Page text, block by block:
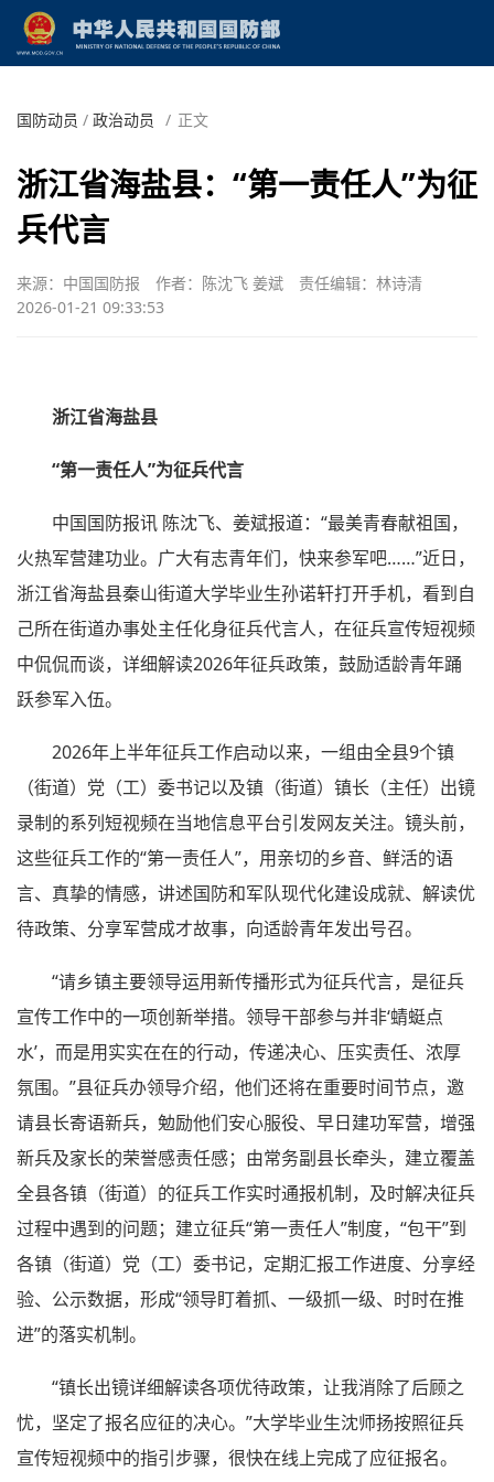
国防动员 / 政治动员 / 正文
浙江省海盐县：“第一责任人”为征
兵代言
来源：中国国防报 作者：陈沈飞 姜斌
责任编辑：林诗清
2026-01-21 09:33:53
浙江省海盐县
“第一责任人”为征兵代言
中国国防报讯 陈沈飞、姜斌报道：“最美青春献祖国，
火热军营建功业。广大有志青年们，快来参军吧……”近日，
浙江省海盐县秦山街道大学毕业生孙诺轩打开手机，看到自
己所在街道办事处主任化身征兵代言人，在征兵宣传短视频
中侃侃而谈，详细解读2026年征兵政策，鼓励适龄青年踊
跃参军入伍。
2026年上半年征兵工作启动以来，一组由全县9个镇
（街道）党（工）委书记以及镇（街道）镇长（主任）出镜
录制的系列短视频在当地信息平台引发网友关注。镜头前，
这些征兵工作的“第一责任人”，用亲切的乡音、鲜活的语
言、真挚的情感，讲述国防和军队现代化建设成就、解读优
待政策、分享军营成才故事，向适龄青年发出号召。
“请乡镇主要领导运用新传播形式为征兵代言，是征兵
宣传工作中的一项创新举措。领导干部参与并非‘蜻蜓点
水’，而是用实实在在的行动，传递决心、压实责任、浓厚
氛围。”县征兵办领导介绍，他们还将在重要时间节点，邀
请县长寄语新兵，勉励他们安心服役、早日建功军营，增强
新兵及家长的荣誉感责任感；由常务副县长牵头，建立覆盖
全县各镇（街道）的征兵工作实时通报机制，及时解决征兵
过程中遇到的问题；建立征兵“第一责任人”制度，“包干”到
各镇（街道）党（工）委书记，定期汇报工作进度、分享经
验、公示数据，形成“领导盯着抓、一级抓一级、时时在推
进”的落实机制。
“镇长出镜详细解读各项优待政策，让我消除了后顾之
忧，坚定了报名应征的决心。”大学毕业生沈师扬按照征兵
宣传短视频中的指引步骤，很快在线上完成了应征报名。